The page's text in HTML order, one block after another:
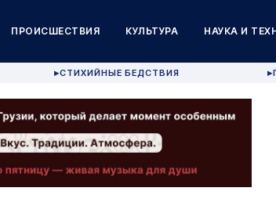
ПРОИСШЕСТВИЯ КУЛЬТУРА НАУКА И
▶СТИХИЙНЫЕ БЕДСТВИЯ ▶